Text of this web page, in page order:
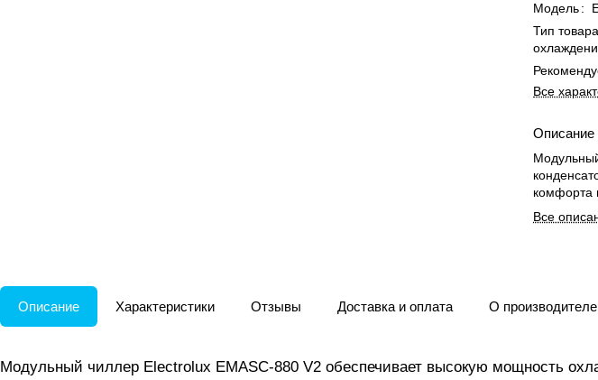
Модель:
Тип
Все
Описание
комфорта
Все
Описание Характеристики Отзывы Доставка и оплата О производителе
Модульный чиллер Electrolux EMASC-880 V2 обеспечивает высокую мощность